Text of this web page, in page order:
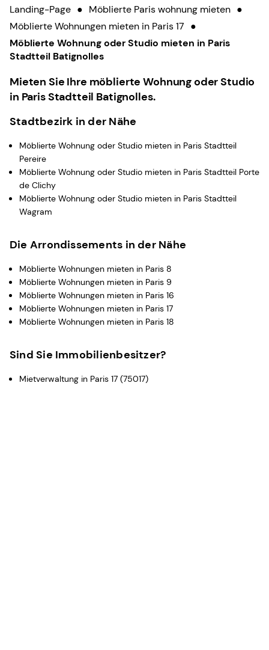
Landing-Page ● Möblierte Paris wohnung mieten ●
Möblierte Wohnungen mieten in Paris 17 ●
Möblierte Wohnung oder Studio mieten in Paris
Stadtteil Batignolles
Mieten Sie Ihre möblierte Wohnung oder Studio
in Paris Stadtteil Batignolles.
Stadtbezirk in der Nähe
Möblierte Wohnung oder Studio mieten in Paris Stadtteil
Pereire
Möblierte Wohnung oder Studio mieten in Paris Stadtteil Porte
de Clichy
Möblierte Wohnung oder Studio mieten in Paris Stadtteil
Wagram
Die Arrondissements in der Nähe
Möblierte Wohnungen mieten in Paris 8
Möblierte Wohnungen mieten in Paris 9
Möblierte Wohnungen mieten in Paris 16
Möblierte Wohnungen mieten in Paris 17
Möblierte Wohnungen mieten in Paris 18
Sind Sie Immobilienbesitzer?
Mietverwaltung in Paris 17 (75017)